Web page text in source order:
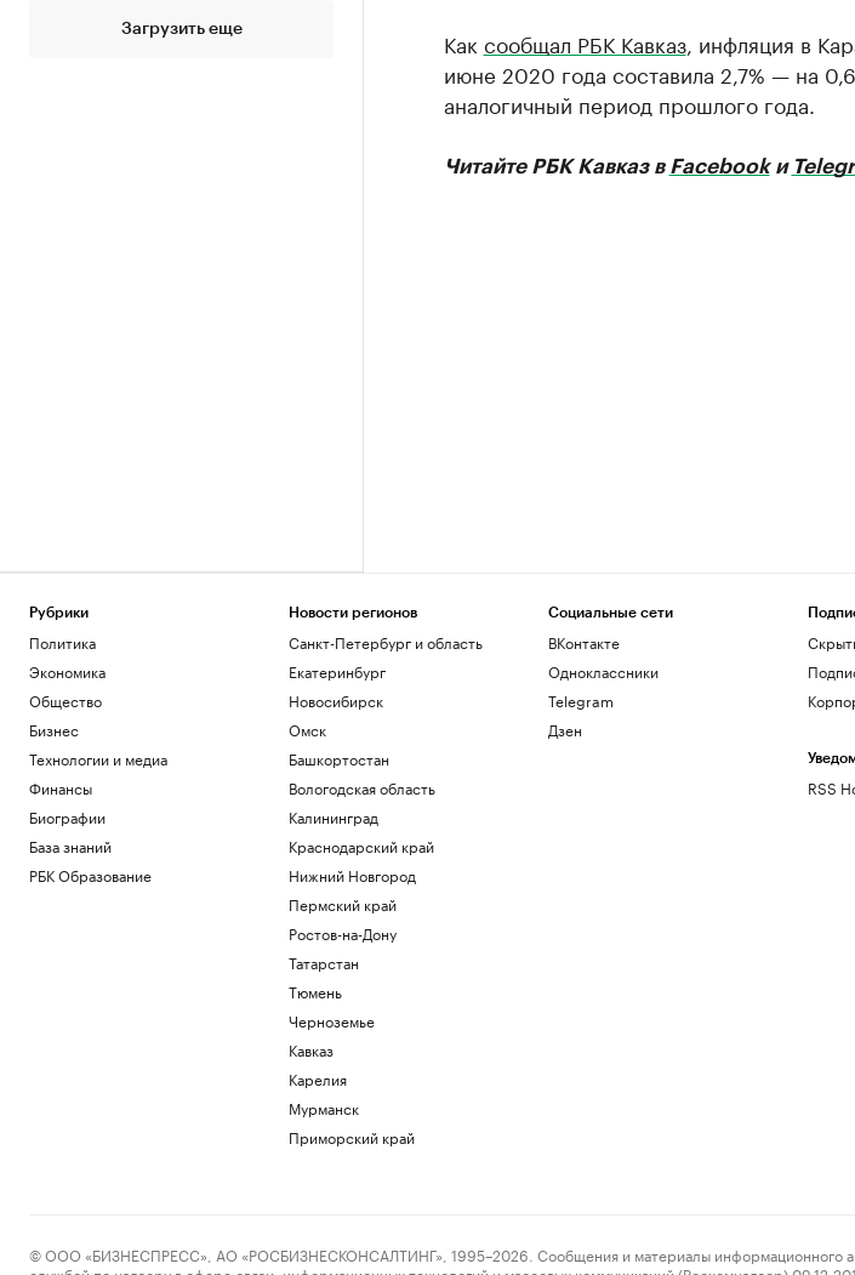
Загрузить еще
Как сообщал РБК Кавказ, инфляция в
июне 2020 года составила 2,7% — на
аналогичный период прошлого года.
Читайте РБК Кавказ в Facebookи
Рубрики
Политика
Экономика
Общество
Бизнес
Технологии и медиа
Финансы
Биографии
База знаний
РБК Образование
Новости регионов
Санкт-Петербург и область
Екатеринбург
Новосибирск
Омск
Башкортостан
Вологодская область
Калининград
Краснодарский край
Нижний Новгород
Пермский край
Ростов-на-Дону
Татарстан
Тюмень
Черноземье
Кавказ
Карелия
Мурманск
Приморский край
Социальные сети
ВКонтакте
Одноклассники
Telegram
Дзен
RSS
© ООО «БИЗНЕСПРЕСС», АО «РОСБИЗНЕСКОНСАЛТИНГ», 1995–2026. Сообщения и материалы информационного